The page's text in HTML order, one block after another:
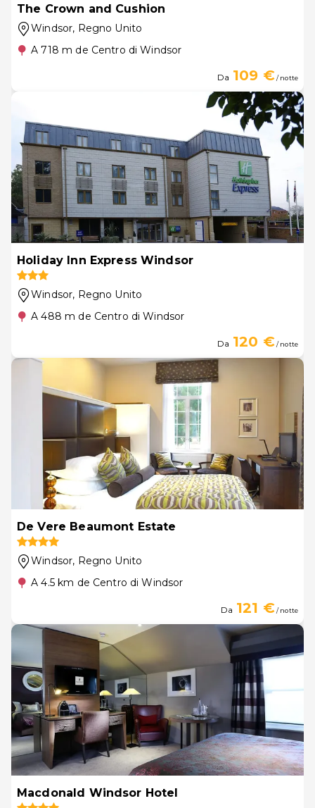
The Crown and Cushion
Windsor, Regno Unito
A 718 m de Centro di Windsor
Da 109 €/ notte
Holiday Inn Express Windsor
Windsor, Regno Unito
A 488 m de Centro di Windsor
Da 120 €/ notte
De Vere Beaumont Estate
Windsor, Regno Unito
A 4.5 km de Centro di Windsor
Da 121 €/ notte
Macdonald Windsor Hotel